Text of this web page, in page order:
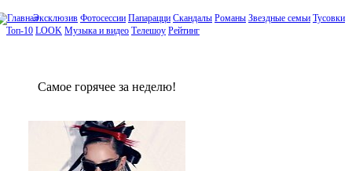
Эксклюзив Фотосессии Папарацци Скандалы Романы Звездные семьи Тусовки
Топ-10 LOOK Музыка и видео Телешоу Рейтинг
Сaмое гoрячее за неделю!